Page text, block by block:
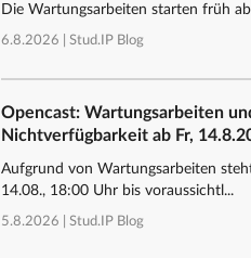
Die Wartungsarbeiten starten früh ab
6.8.2026 | Stud.IP Blog
Opencast: Wartungsarbeiten
Nichtverfügbarkeit ab Fr,
Aufgrund von Wartungsarbeiten
14.08., 18:00 Uhr bis voraussichtl...
5.8.2026 | Stud.IP Blog